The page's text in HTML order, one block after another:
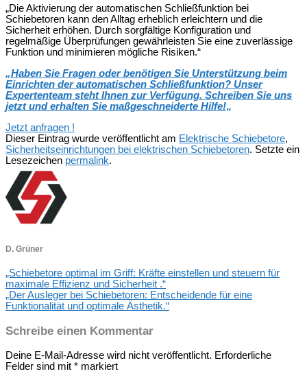
„Die Aktivierung der automatischen Schließfunktion bei
Schiebetoren kann den Alltag erheblich erleichtern und die
Sicherheit erhöhen. Durch sorgfältige Konfiguration und
regelmäßige Überprüfungen gewährleisten Sie eine zuverlässige
Funktion und minimieren mögliche Risiken.“
„Haben Sie Fragen oder benötigen Sie Unterstützung beim
Einrichten der automatischen Schließfunktion? Unser
Expertenteam steht Ihnen zur Verfügung. Schreiben Sie uns
jetzt und erhalten Sie maßgeschneiderte Hilfe!„
Jetzt anfragen !
Dieser Eintrag wurde veröffentlicht am Elektrische Schiebetore,
Sicherheitseinrichtungen bei elektrischen Schiebetoren. Setzte ein
Lesezeichen permalink.
D. Grüner
„Schiebetore optimal im Griff: Kräfte einstellen und steuern für
maximale Effizienz und Sicherheit .“
„Der Ausleger bei Schiebetoren: Entscheidende für eine
Funktionalität und optimale Ästhetik.“
Schreibe einen Kommentar
Deine E-Mail-Adresse wird nicht veröffentlicht. Erforderliche
Felder sind mit * markiert